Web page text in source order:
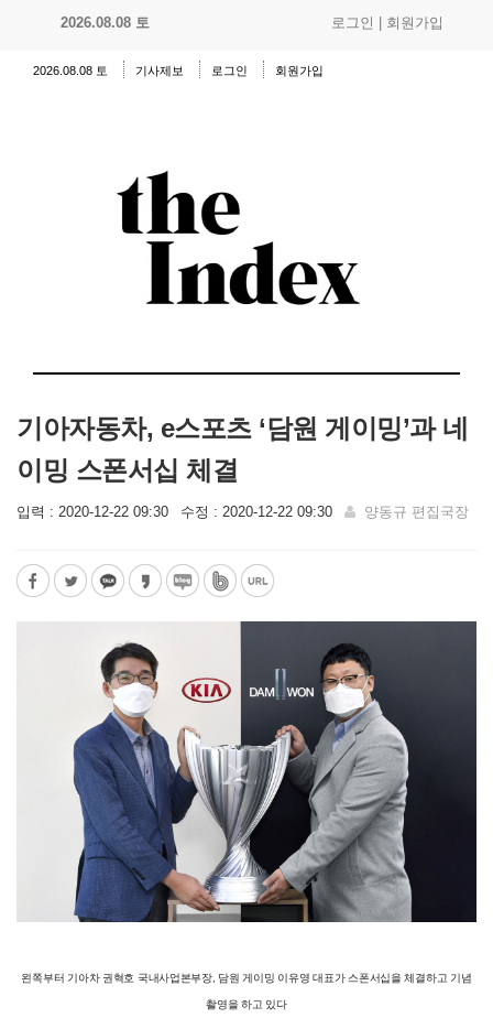
2026.08.08 토 로그인 회원가입
2026.08.08 토 기사제보 로그인 회원가입
기아자동차, e스포츠 ‘담원 게이밍’과 네
이밍 스폰서십 체결
입력 : 2020-12-22 09:30 수정 : 2020-12-22 09:30 양동규 편집국장
왼쪽부터 기아차 권혁호 국내사업본부장, 담원 게이밍 이유영 대표가 스폰서십을 체결하고 기념
촬영을 하고 있다